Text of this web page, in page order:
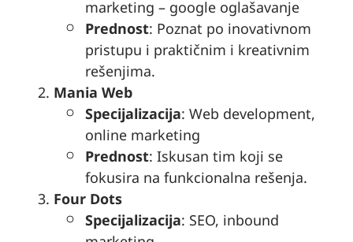
marketing – google oglašavanje
Prednost: Poznat po inovativnom
pristupu i praktičnim i kreativnim
rešenjima.
Mania Web
Specijalizacija: Web development,
online marketing
Prednost: Iskusan tim koji se
fokusira na funkcionalna rešenja.
Four Dots
Specijalizacija: SEO, inbound